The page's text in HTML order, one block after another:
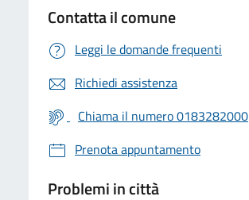
Contatta il comune
Leggi le domande frequenti
Richiedi assistenza
Chiama il numero 0183282000
Prenota appuntamento
Problemi in città